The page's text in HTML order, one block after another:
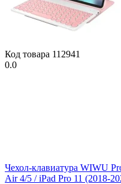
Код товара 112941
0.0
Чехол-клавиатура WIWU
Air 4/5 / iPad Pro 11 (2018-